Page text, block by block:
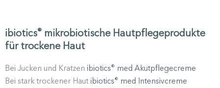
ibiotics® mikrobiotische Hautpflegeprodukte
für trockene Haut
Bei Jucken und Kratzen ibiotics® med Akutpfle­ge­creme
Bei stark trockener Haut ibiotics® med Inten­siv­creme